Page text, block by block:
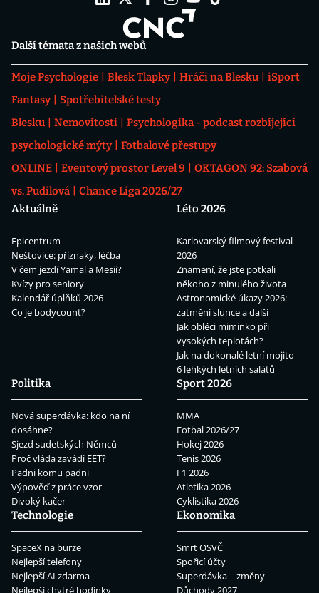
Další témata z našich webů
Moje Psychologie Blesk Tlapky Hráči na Blesku
iSport
Fantasy
Spotřebitelské testy
Blesku
Nemovitosti
Psychologika - podcast rozbíjející
psychologické mýty
Fotbalové přestupy
ONLINE
Eventový prostor Level 9
OKTAGON 92: Szabová
vs. Pudilová
Chance Liga 2026/27
Aktuálně
Epicentrum
Neštovice: příznaky, léčba
V čem jezdí Yamal a Mesii?
Kvízy pro seniory
Kalendář úplňků 2026
Co je bodycount?
Léto 2026
Karlovarský filmový festival
2026
Znamení, že jste potkali
někoho z minulého života
Astronomické úkazy 2026:
zatmění slunce a další
Jak obléci miminko při
vysokých teplotách?
Jak na dokonalé letní mojito
6 lehkých letních salátů
Politika
Nová superdávka: kdo na ní
dosáhne?
Sjezd sudetských Němců
Proč vláda zavádí EET?
Padni komu padni
Výpověď z práce vzor
Divoký kačer
Sport 2026
MMA
Fotbal 2026/27
Hokej 2026
Tenis 2026
F1 2026
Atletika 2026
Cyklistika 2026
Technologie
SpaceX na burze
Nejlepší telefony
Nejlepší AI zdarma
Nejlepší chytré hodinky
Ekonomika
Smrt OSVČ
Spořicí účty
Superdávka – změny
Důchody 2027